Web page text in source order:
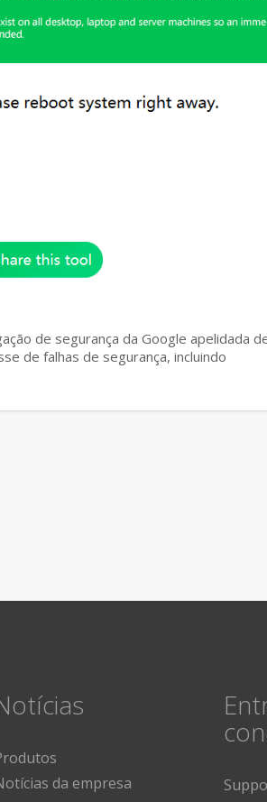
de segurança da Google apelidada
de falhas de segurança, incluindo
da empresa